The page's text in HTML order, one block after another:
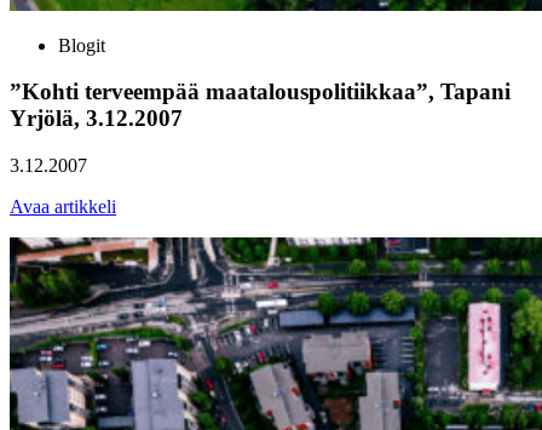
Blogit
”Kohti terveempää maatalouspolitiikkaa”, Tapani
Yrjölä, 3.12.2007
3.12.2007
Avaa artikkeli